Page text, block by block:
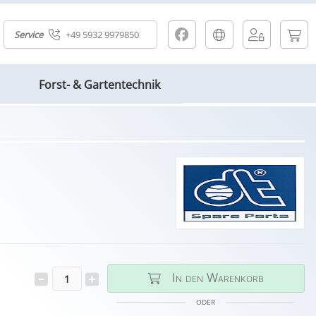
Service +49 5932 9979850
Forst- & Gartentechnik
In den Warenkorb
ODER